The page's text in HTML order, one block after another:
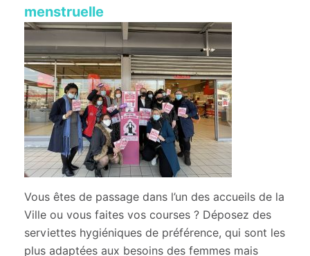
menstruelle
Vous êtes de passage dans l’un des accueils de la
Ville ou vous faites vos courses ? Déposez des
serviettes hygiéniques de préférence, qui sont les
plus adaptées aux besoins des femmes mais